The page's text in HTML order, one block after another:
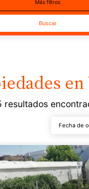
Más filtros
Buscar
en
resultados
Fecha de